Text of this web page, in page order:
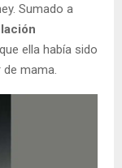
Sumado a
ella había sido
mama.